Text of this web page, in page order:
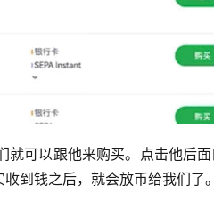
就可以跟他来购买。点击他后
到钱之后，就会放币给我们了